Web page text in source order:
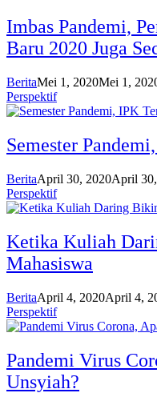
Imbas Pandemi,
Baru 2020 Juga
BeritaMei 1, 2020Mei 1,
Perspektif
Semester
BeritaApril 30, 2020April
Perspektif
Ketika Kuliah
Mahasiswa
BeritaApril 4, 2020April 4,
Perspektif
Pandemi Virus
Unsyiah?